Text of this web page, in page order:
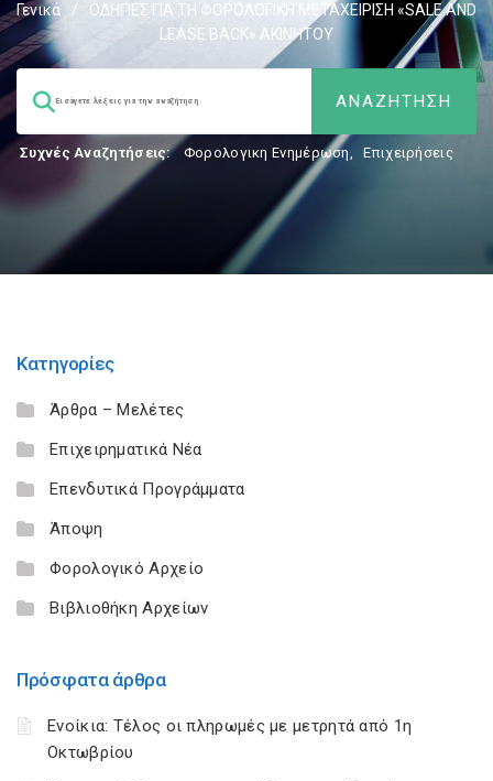
Γενικά
/
ΟΔΗΓΙΕΣ ΓΙΑ ΤΗ ΦΟΡΟΛΟΓΙΚΗ ΜΕΤΑΧΕΙΡΙΣΗ «SALE AND
LEASE BACK» ΑΚΙΝΗΤΟΥ
Συχνές Αναζητήσεις: Φορολογικη Ενημέρωση, Επιχειρήσεις
Κατηγορίες
Άρθρα – Μελέτες
Επιχειρηματικά Νέα
Επενδυτικά Προγράμματα
Άποψη
Φορολογικό Αρχείο
Βιβλιοθήκη Αρχείων
Πρόσφατα άρθρα
Ενοίκια: Τέλος οι πληρωμές με μετρητά από 1η
Οκτωβρίου